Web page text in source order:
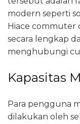
modern seperti
Hiace commuter
secara lengkap
menghubungi
Kapasitas
Para pengguna
dilakukan oleh